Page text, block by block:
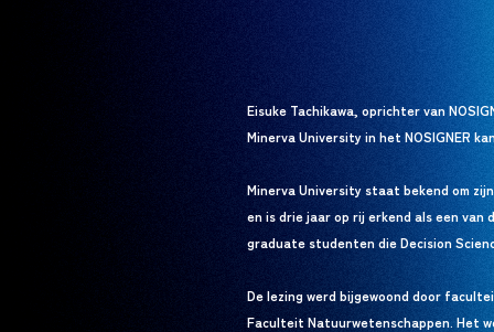
Eisuke Tachikawa, oprichter van
Minerva University in het NOSIGNER
Minerva University staat bekend om
en is drie jaar op rij erkend als een van
graduate studenten die Decision
De lezing werd bijgewoond door
Faculteit Natuurwetenschappen. Het